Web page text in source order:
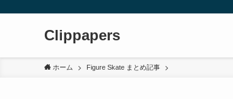
Clippapers
ホーム Figure Skate まとめ記事